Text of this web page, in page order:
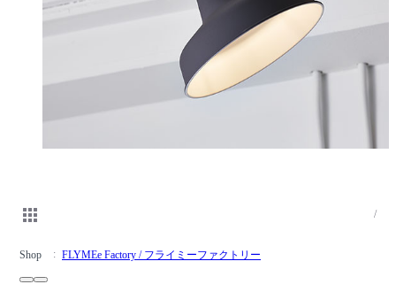
/
Shop FLYMEe Factory / フライミーファクトリー